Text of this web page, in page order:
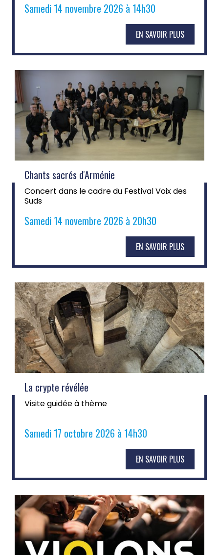
Samedi 14 novembre 2026 à 14h30
EN SAVOIR PLUS
Chants sacrés d'Arménie
Concert dans le cadre du Festival Voix des
Suds
Samedi 14 novembre 2026 à 20h30
EN SAVOIR PLUS
La crypte révélée
Visite guidée à thème
Samedi 17 octobre 2026 à 14h30
EN SAVOIR PLUS